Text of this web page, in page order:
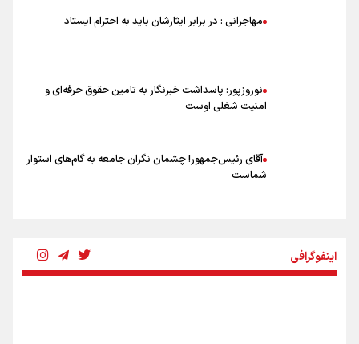
مهاجرانی : در برابر ایثارشان باید به احترام ایستاد
نوروزپور: پاسداشت خبرنگار به تامین حقوق حرفه‌ای و
امنیت شغلی اوست
آقای رئیس‌جمهور! چشمان نگران جامعه به گام‌های استوار
شماست
اینفوگرافی